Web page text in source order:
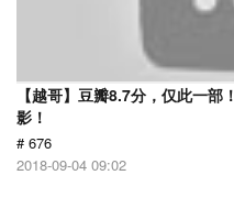
【越哥】豆瓣8.7分，仅此一
影！
# 676
2018-09-04 09:02